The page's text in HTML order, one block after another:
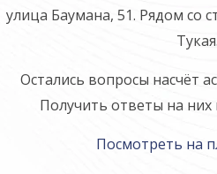
улица Баумана, 51. Рядом со
Тукая.
Остались вопросы насчёт
Получить ответы на
Посмотреть на